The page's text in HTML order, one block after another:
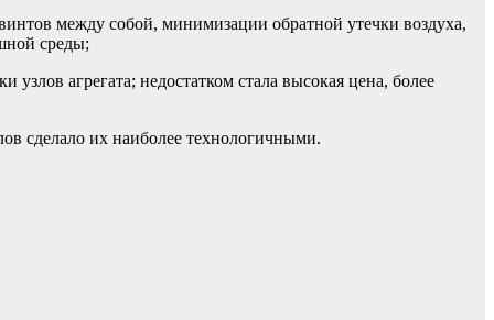
между собой, минимизации обратной утечки воздуха,
среды;
агрегата; недостатком стала высокая цена, более
сделало их наиболее технологичными.